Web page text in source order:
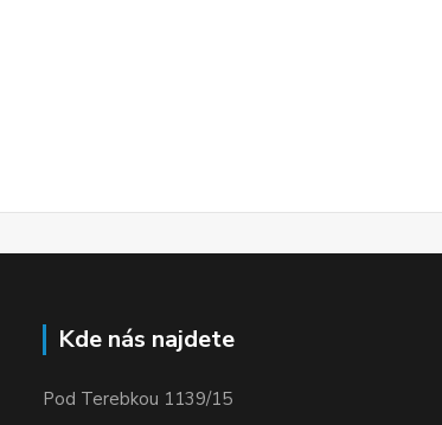
Kde nás najdete
Pod Terebkou 1139/15